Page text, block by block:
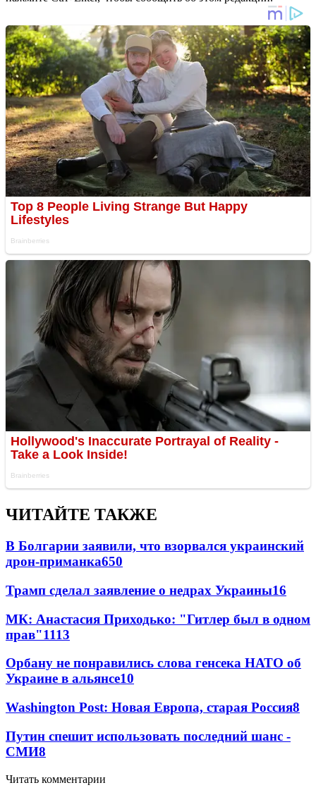
ЧИТАЙТЕ ТАКЖЕ
В Болгарии заявили, что взорвался украинский
дрон-приманка650
Трамп сделал заявление о недрах Украины16
МК: Анастасия Приходько: "Гитлер был в одном
прав"1113
Орбану не понравились слова генсека НАТО об
Украине в альянсе10
Washington Post: Новая Европа, старая Россия8
Путин спешит использовать последний шанс -
СМИ8
Читать комментарии